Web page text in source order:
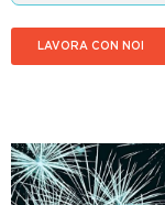
LAVORA CON NOI